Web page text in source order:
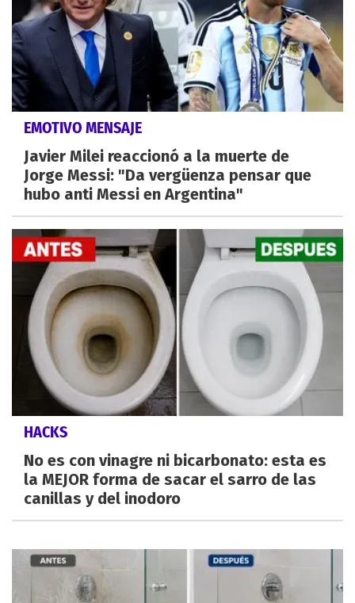
EMOTIVO MENSAJE
Javier Milei reaccionó a la muerte de
Jorge Messi: "Da vergüenza pensar que
hubo anti Messi en Argentina"
HACKS
No es con vinagre ni bicarbonato: esta es
la MEJOR forma de sacar el sarro de las
canillas y del inodoro